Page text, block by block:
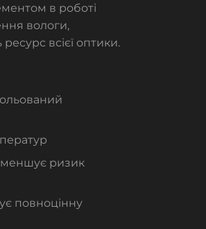
в роботі
вологи,
всієї оптики.
ризик
повноцінну